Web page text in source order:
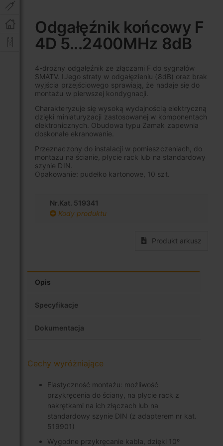
Odgałęźnik końcowy F
4D 5...2400MHz 8dB
4-drożny odgałęźnik ze złączami F do sygnałów
SMATV. IJego straty w odgałęzieniu (8dB) oraz brak
wyjścia przejściowego sprawiają, że nadaje się do
montażu w pierwszej kondygnacji.
Charakteryzuje się wysoką wydajnością elektryczną
dzięki miniaturyzacji zastosowanej w komponentach
elektronicznych. Obudowa typu Zamak zapewnia
doskonałe ekranowanie.
Przeznaczony do instalacji w pomieszczeniach, do
montażu na ścianie, płycie rack lub na standardowy
szynie DIN.
Opakowanie: pudełko kartonowe, 10 szt.
Nr.Kat. 519341
Kody produktu
Produkt arkusz
początek
galerii
Opis
Specyfikacje
Dokumentacja
Cechy wyróżniające
Elastyczność montażu: możliwość
przykręcenia do ściany, na płycie rack z
nakrętkami na ich złączach lub na
standardowy szynie DIN (z adapterem nr kat.
519901)
Wygodne przykręcanie kabla, dzięki 10º